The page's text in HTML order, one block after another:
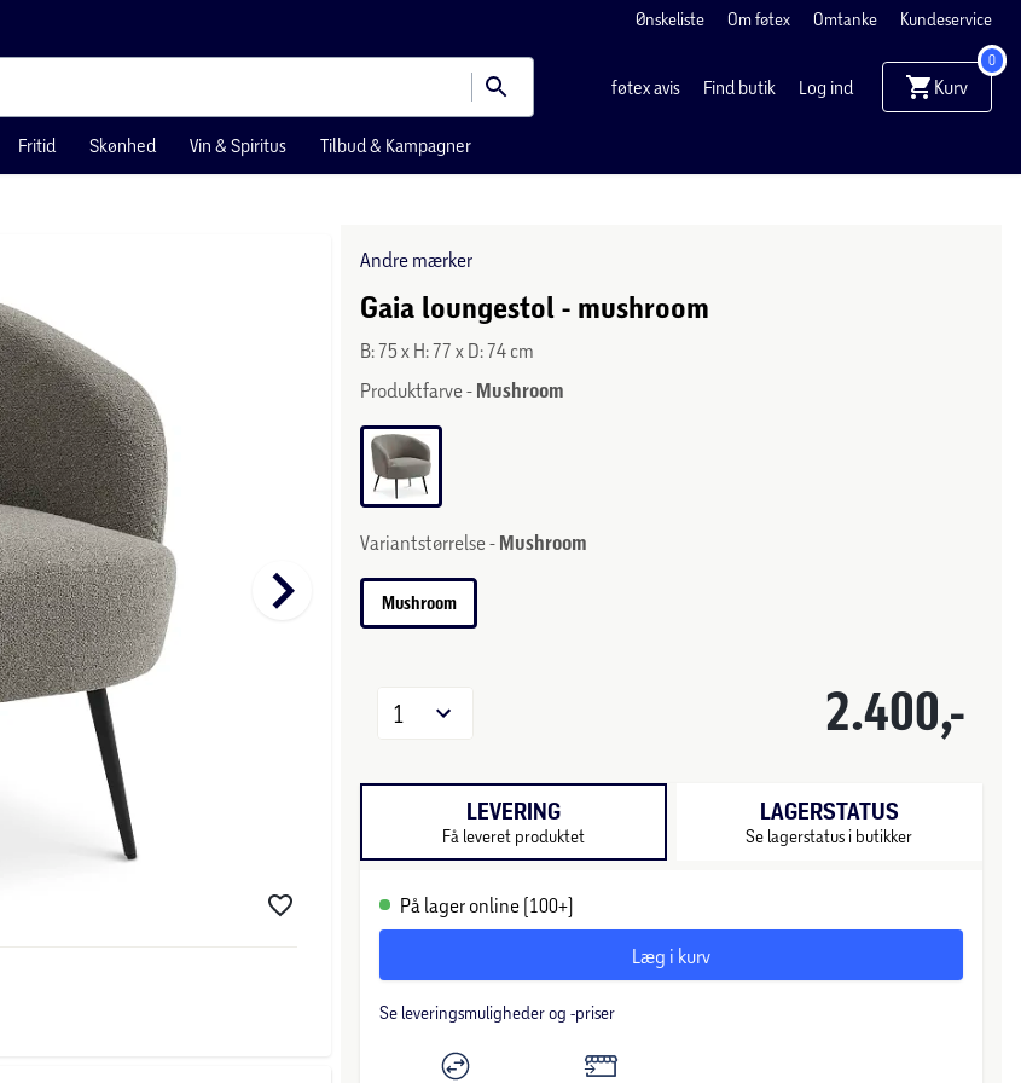
Ønskeliste Om føtex Omtanke Kundeservice
føtex avis Find butik Log ind Kurv
0
Fritid Skønhed Vin & Spiritus Tilbud & Kampagner
keyboard_arrow_right
Andre mærker
Gaia loungestol - mushroom
B: 75 x H: 77 x D: 74 cm
Produktfarve - Mushroom
Variantstørrelse - Mushroom
Mushroom
2.400,-
1
LEVERING
Få leveret produktet
LAGERSTATUS
Se lagerstatus i butikker
På lager online (100+)
Læg i kurv
Se leveringsmuligheder og -priser